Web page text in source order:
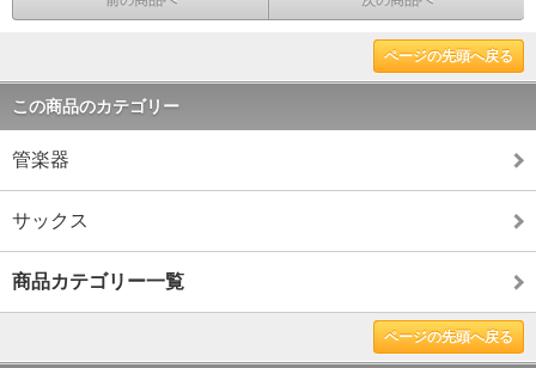
ページの先頭へ戻る
この商品のカテゴリー
管楽器
サックス
商品カテゴリー一覧
ページの先頭へ戻る